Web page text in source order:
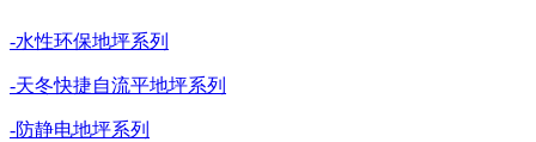
-水性环保地坪系列
-天冬快捷自流平地坪系列
-防静电地坪系列